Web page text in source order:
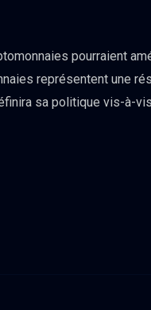
pourraient
représentent une
sa politique vis-à-